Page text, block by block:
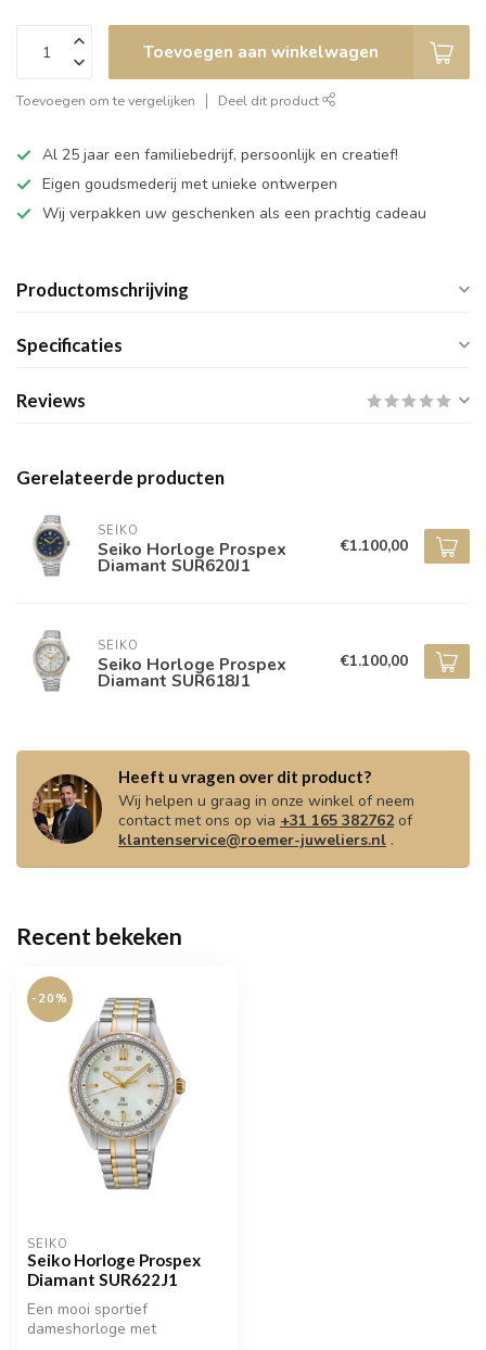
Toevoegen aan winkelwagen
Toevoegen om te vergelijken Deel dit product
Al 25 jaar een familiebedrijf, persoonlijk en creatief!
Eigen goudsmederij met unieke ontwerpen
Wij verpakken uw geschenken als een prachtig cadeau
Productomschrijving
Specificaties
Reviews
Gerelateerde producten
SEIKO
Seiko Horloge Prospex
Diamant SUR620J1
€1.100,00
SEIKO
Seiko Horloge Prospex
Diamant SUR618J1
€1.100,00
Heeft u vragen over dit product?
Wij helpen u graag in onze winkel of neem
contact met ons op via +31 165 382762of
klantenservice@roemer-juweliers.nl .
Recent bekeken
-20%
SEIKO
Seiko Horloge Prospex
Diamant SUR622J1
Een mooi sportief
dameshorloge met